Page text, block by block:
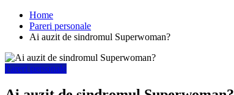
Home
Pareri personale
Ai auzit de sindromul Superwoman?
Pareri personale